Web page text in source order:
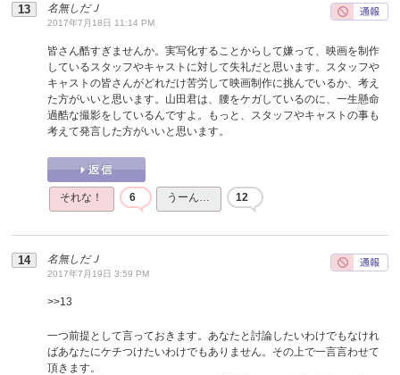
名無しだＪ
2017年7月18日 11:14 PM
皆さん酷すぎませんか。実写化することからして嫌って、映画を制作
しているスタッフやキャストに対して失礼だと思います。スタッフや
キャストの皆さんがどれだけ苦労して映画制作に挑んでいるか、考え
た方がいいと思います。山田君は、腰をケガしているのに、一生懸命
過酷な撮影をしているんですよ。もっと、スタッフやキャストの事も
考えて発言した方がいいと思います。
それな！ 6 うーん… 12
名無しだＪ
2017年7月19日 3:59 PM
>>13
一つ前提として言っておきます。あなたと討論したいわけでもなけれ
ばあなたにケチつけたいわけでもありません。その上で一言言わせて
頂きます。